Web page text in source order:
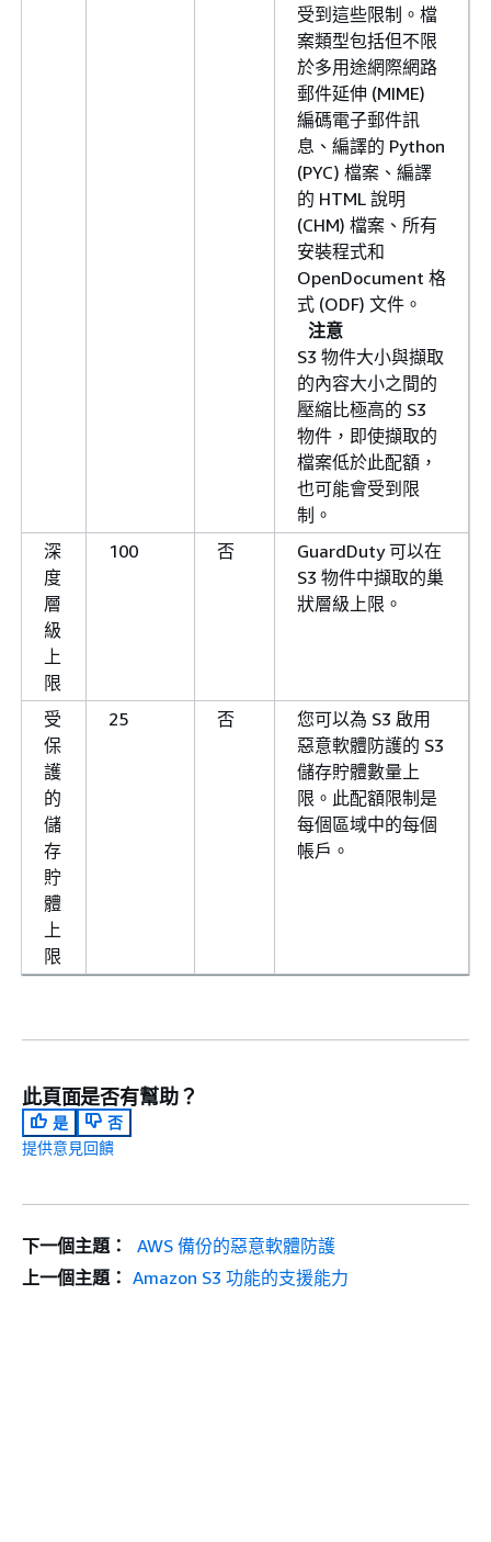
受到這些限制。檔
案類型包括但不限
於多用途網際網路
郵件延伸 (MIME)
編碼電子郵件訊
息、編譯的 Python
(PYC) 檔案、編譯
的 HTML 說明
(CHM) 檔案、所有
安裝程式和
OpenDocument 格
式 (ODF) 文件。
注意
S3 物件大小與擷取
的內容大小之間的
壓縮比極高的 S3
物件，即使擷取的
檔案低於此配額，
也可能會受到限
制。
深
度
層
級
上
限
100 否
GuardDuty 可以在
S3 物件中擷取的巢
狀層級上限。
受
保
護
的
儲
存
貯
體
上
限
25 否
您可以為 S3 啟用
惡意軟體防護的 S3
儲存貯體數量上
限。此配額限制是
每個區域中的每個
帳戶。
此頁面是否有幫助？
是
否
提供意見回饋
下一個主題：
AWS 備份的惡意軟體防護
上一個主題： Amazon S3 功能的支援能力